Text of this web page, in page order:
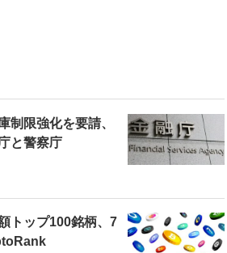
制限強化を要請、
と警察庁
トップ100銘柄、7